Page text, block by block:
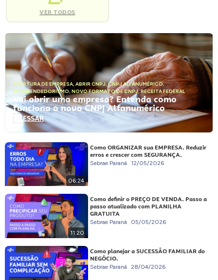
VER TODOS
ABERTURA DE EMPRESA, ABRIR CNPJ,CNPJ ALFANUMÉRICO,
EMPREENDEDORISMO, NOVO FORMATO DE CNPJ,RECEITA FEDERAL
Vai abrir uma empresa? Entenda como
funciona o novo CNPJ Alfanumérico
ACESSAR
06:24
Como ORGANIZAR sua EMPRESA. Reduzir
erros e crescer com SEGURANÇA.
Sebrae Paraná 12/05/2026
11:20
Como definir o PREÇO DE VENDA. Passo a
passo atualizado com PLANILHA
GRATUITA
Sebrae Paraná 05/05/2026
Como planejar a SUCESSÃO FAMILIAR do
NEGÓCIO.
Sebrae Paraná 28/04/2026